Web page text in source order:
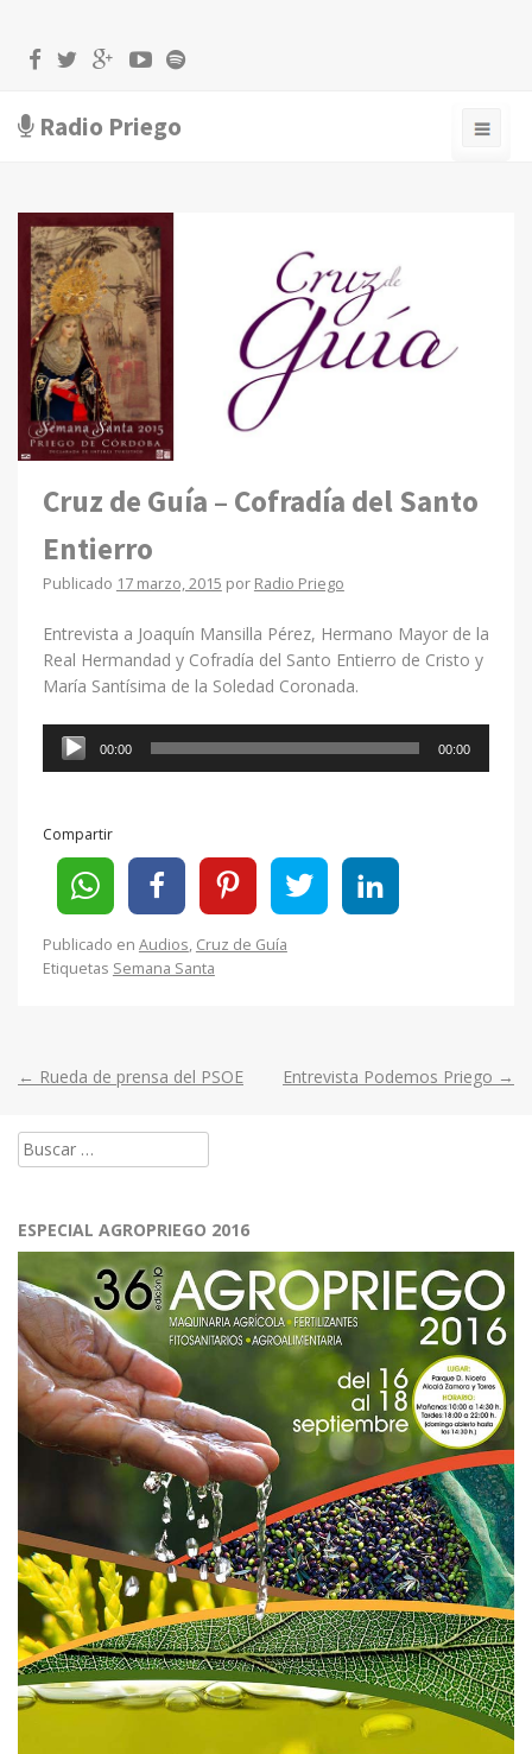
Radio Priego
Cruz de Guía – Cofradía del Santo
Entierro
Publicado 17 marzo, 2015 por Radio Priego
Entrevista a Joaquín Mansilla Pérez, Hermano Mayor de la
Real Hermandad y Cofradía del Santo Entierro de Cristo y
María Santísima de la Soledad Coronada.
Reproductor
00:00 00:00
Compartir
Publicado en Audios, Cruz de Guía
Etiquetas Semana Santa
Post
navigation
← Rueda de prensa del PSOE Entrevista Podemos Priego →
Buscar:
ESPECIAL AGROPRIEGO 2016